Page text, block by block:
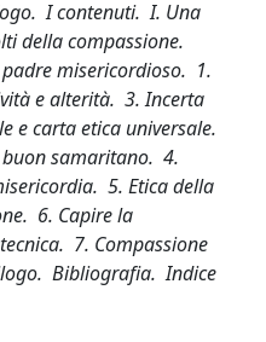
I contenuti. I. Una
della compassione.
misericordioso. 1.
e alterità. 3. Incerta
e carta etica universale.
samaritano. 4.
5. Etica della
6. Capire la
7. Compassione
Bibliografia. Indice